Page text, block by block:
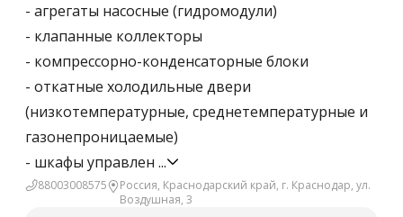
- агрегаты насосные (гидромодули)
- клапанные коллекторы
- компрессорно-конденсаторные блоки
- откатные холодильные двери
(низкотемпературные, среднетемпературные и
газонепроницаемые)
- шкафы управлен ...
88003008575
Россия, Краснодарский край, г. Краснодар, ул.
Воздушная, 3